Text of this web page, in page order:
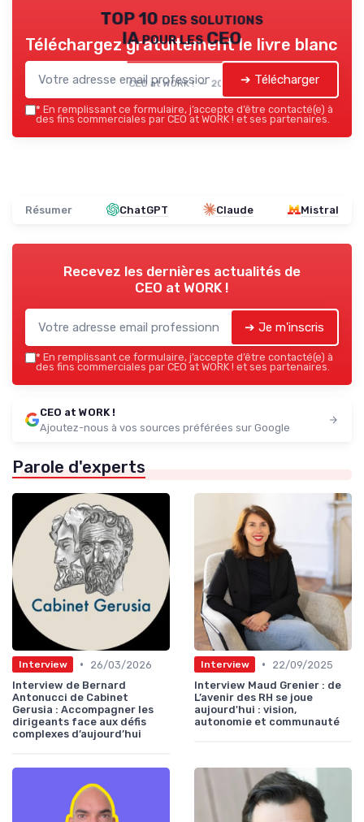
TOP 10 des solutions
IA pour les CEO
CEO at WORK ! — 2026
Téléchargez gratuitement le livre blanc
➔ Télécharger
* En remplissant ce formulaire, j’accepte d’être contacté(e) à
des fins commerciales par CEO at WORK ! et ses partenaires.
Résumer ChatGPT Claude Mistral
Recevez les dernières actualités de
CEO at WORK !
➔ Je m'inscris
* En remplissant ce formulaire, j’accepte d’être contacté(e) à
des fins commerciales par CEO at WORK ! et ses partenaires.
CEO at WORK !
Ajoutez-nous à vos sources préférées sur Google
Parole d'experts
Interview •
26/03/2026
Interview de Bernard
Antonucci de Cabinet
Gerusia : Accompagner les
dirigeants face aux défis
complexes d’aujourd’hui
Interview •
22/09/2025
Interview Maud Grenier : de
L’avenir des RH se joue
aujourd'hui : vision,
autonomie et communauté